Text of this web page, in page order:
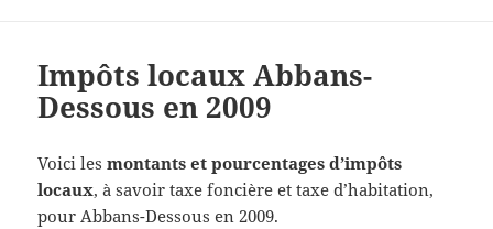
Impôts locaux Abbans-
Dessous en 2009
Voici lesmontants et pourcentages d’impôts
locaux, à savoir taxe foncière et taxe d’habitation,
pour Abbans-Dessous en 2009.